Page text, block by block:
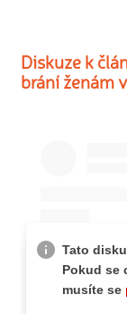
Diskuze k
brání ženám